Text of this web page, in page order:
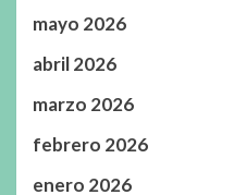
mayo 2026
abril 2026
marzo 2026
febrero 2026
enero 2026